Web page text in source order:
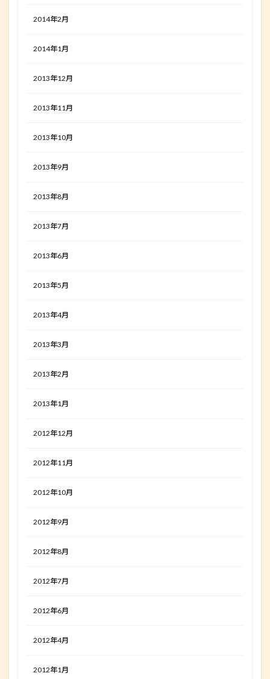
2014年2月
2014年1月
2013年12月
2013年11月
2013年10月
2013年9月
2013年8月
2013年7月
2013年6月
2013年5月
2013年4月
2013年3月
2013年2月
2013年1月
2012年12月
2012年11月
2012年10月
2012年9月
2012年8月
2012年7月
2012年6月
2012年4月
2012年1月